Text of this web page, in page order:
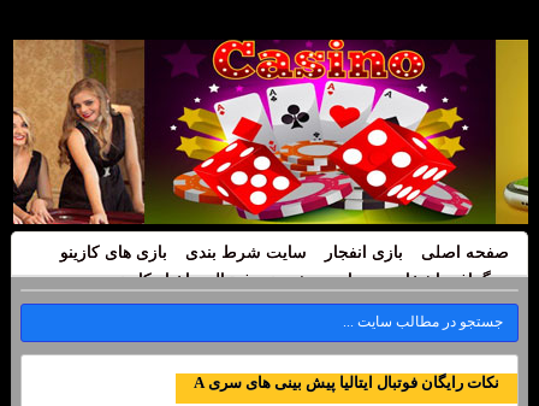
صفحه اصلی بازی انفجار سایت شرط بندی
بازی های کازینو
بیوگرافی اشخاص
سایت پیش بینی فوتبال اخبار کازینو
نکات رایگان فوتبال ایتالیا پیش بینی های سری A